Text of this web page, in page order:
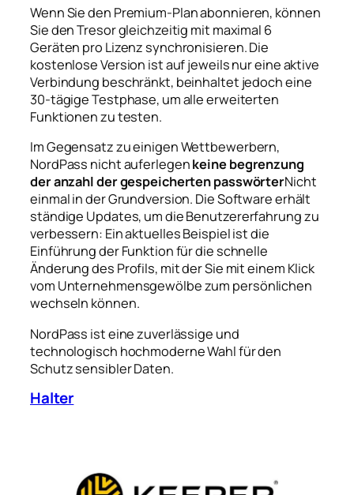
Wenn Sie den Premium-Plan abonnieren, können
Sie den Tresor gleichzeitig mit maximal 6
Geräten pro Lizenz synchronisieren. Die
kostenlose Version ist auf jeweils nur eine aktive
Verbindung beschränkt, beinhaltet jedoch eine
30-tägige Testphase, um alle erweiterten
Funktionen zu testen.
Im Gegensatz zu einigen Wettbewerbern,
NordPass nicht auferlegenkeine begrenzung
der anzahl der gespeicherten passwörterNicht
einmal in der Grundversion. Die Software erhält
ständige Updates, um die Benutzererfahrung zu
verbessern: Ein aktuelles Beispiel ist die
Einführung der Funktion für die schnelle
Änderung des Profils, mit der Sie mit einem Klick
vom Unternehmensgewölbe zum persönlichen
wechseln können.
NordPass ist eine zuverlässige und
technologisch hochmoderne Wahl für den
Schutz sensibler Daten.
Halter